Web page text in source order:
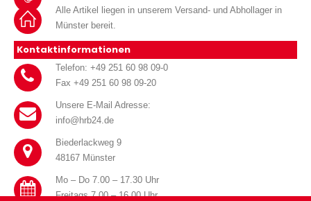
Alle Artikel liegen in unserem Versand- und Abhollager in
Münster bereit.
Kontaktinformationen
Telefon: +49 251 60 98 09-0
Fax +49 251 60 98 09-20
Unsere E-Mail Adresse:
info@hrb24.de
Biederlackweg 9
48167 Münster
Mo – Do 7.00 – 17.30 Uhr
Freitags 7.00 – 16.00 Uhr